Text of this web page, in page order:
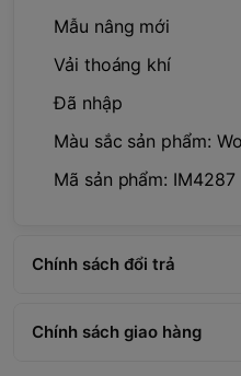
Mẫu nâng mới
Vải thoáng khí
Đã nhập
Màu sắc sản phẩm:
Mã sản phẩm: IM4287
Chính sách đổi trả
Chính sách giao hàng